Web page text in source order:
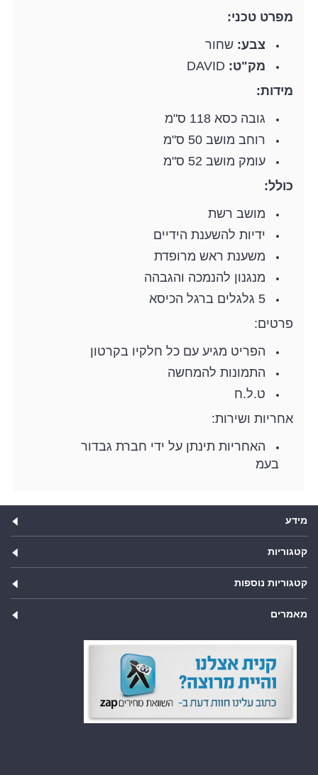
מפרט טכני:
צבע: שחור
מק"ט: DAVID
מידות:
גובה כסא 118 ס"מ
רוחב מושב 50 ס"מ
עומק מושב 52 ס"מ
כולל:
מושב רשת
ידיות להשענת הידיים
משענת ראש מרופדת
מנגנון להנמכה והגבהה
5 גלגלים ברגל הכיסא
פרטים:
הפריט מגיע עם כל חלקיו בקרטון
התמונות להמחשה
ט.ל.ח
אחריות ושירות:
האחריות תינתן על ידי חברת גבדור
בעמ
מידע
קטגוריות
קטגוריות נוספות
מאמרים